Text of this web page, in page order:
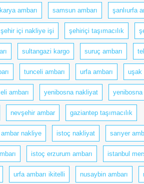
ambarı samsun ambarı şanlıurfa
şehir içi nakliye işi şehiriçi taşımacılık
sultangazi kargo suruç ambarı
tunceli ambarı urfa ambarı uşak
ambarı yenibosna nakliyat
nevşehir ambar gaziantep taşımacılık
ambar nakliye istoç nakliyat sarıyer
istoç erzurum ambarı istanbul
urfa ambarı ikitelli nusaybin ambarı